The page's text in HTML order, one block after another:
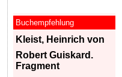
Buchempfehlung
Kleist, Heinrich von
Robert Guiskard.
Fragment